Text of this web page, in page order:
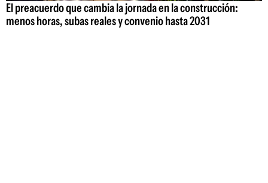
El preacuerdo que cambia la jornada en la construcción:
menos horas, subas reales y convenio hasta 2031